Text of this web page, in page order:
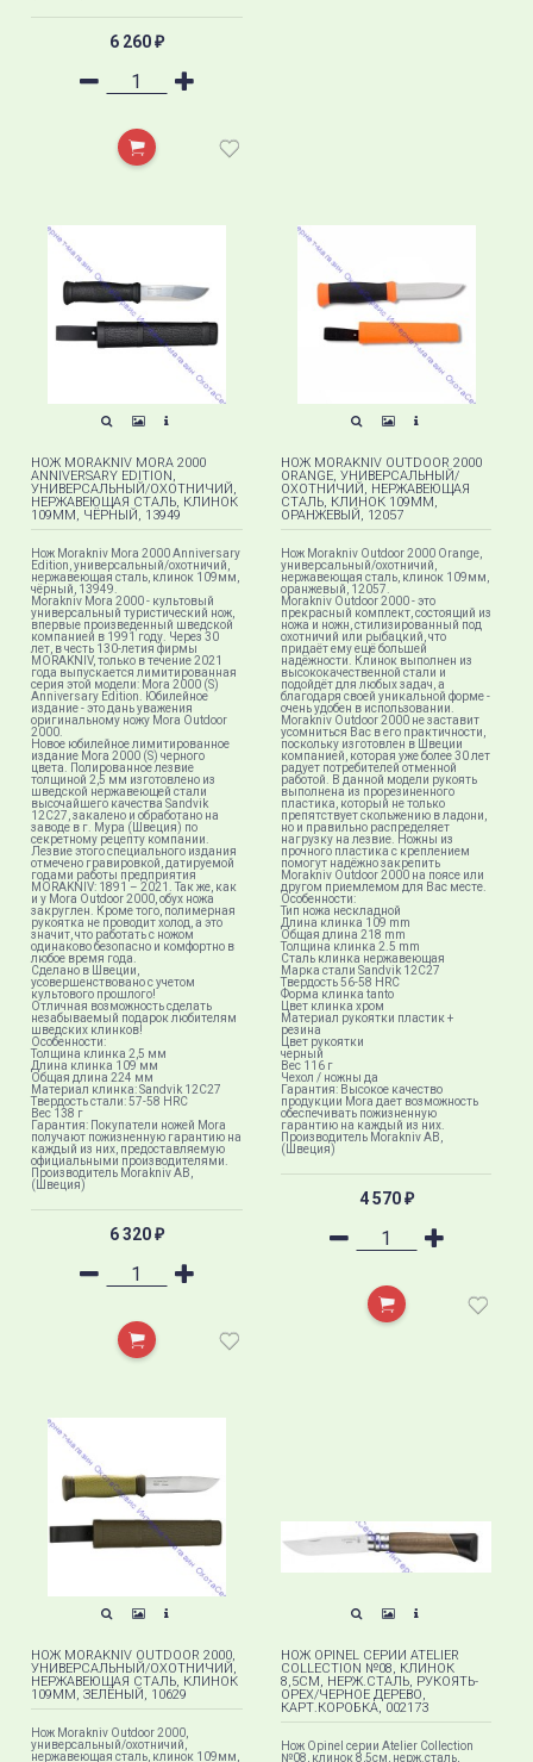
6 260 ₽
НОЖ MORAKNIV MORA 2000
ANNIVERSARY EDITION,
УНИВЕРСАЛЬНЫЙ/ОХОТНИЧИЙ,
НЕРЖАВЕЮЩАЯ СТАЛЬ, КЛИНОК
109ММ, ЧЁРНЫЙ, 13949
Нож Morakniv Mora 2000 Anniversary
Edition, универсальный/охотничий,
нержавеющая сталь, клинок 109мм,
чёрный, 13949.
Morakniv Mora 2000 - культовый
универсальный туристический нож,
впервые произведенный шведской
компанией в 1991 году. Через 30
лет, в честь 130-летия фирмы
MORAKNIV, только в течение 2021
года выпускается лимитированная
серия этой модели: Mora 2000 (S)
Anniversary Edition. Юбилейное
издание - это дань уважения
оригинальному ножу Mora Outdoor
2000.
Новое юбилейное лимитированное
издание Mora 2000 (S) черного
цвета. Полированное лезвие
толщиной 2,5 мм изготовлено из
шведской нержавеющей стали
высочайшего качества Sandvik
12C27, закалено и обработано на
заводе в г. Мура (Швеция) по
секретному рецепту компании.
Лезвие этого специального издания
отмечено гравировкой, датируемой
годами работы предприятия
МORAKNIV: 1891 – 2021. Так же, как
и у Mora Outdoor 2000, обух ножа
закруглен. Кроме того, полимерная
рукоятка не проводит холод, а это
значит, что работать с ножом
одинаково безопасно и комфортно в
любое время года.
Сделано в Швеции,
усовершенствовано с учетом
культового прошлого!
Отличная возможность сделать
незабываемый подарок любителям
шведских клинков!
Особенности:
Толщина клинка 2,5 мм
Длина клинка 109 мм
Общая длина 224 мм
Материал клинка: Sandvik 12C27
Твердость стали: 57-58 HRC
Вес 138 г
​Гарантия: Покупатели ножей Mora
получают пожизненную гарантию на
каждый из них, предоставляемую
официальными производителями.​
Производитель Morakniv AB,
(Швеция)
6 320 ₽
НОЖ MORAKNIV OUTDOOR 2000
ORANGE, УНИВЕРСАЛЬНЫЙ/
ОХОТНИЧИЙ, НЕРЖАВЕЮЩАЯ
СТАЛЬ, КЛИНОК 109ММ,
ОРАНЖЕВЫЙ, 12057
Нож Morakniv Outdoor 2000 Orange,
универсальный/охотничий,
нержавеющая сталь, клинок 109мм,
оранжевый, 12057.
Morakniv Outdoor 2000 - это
прекрасный комплект, состоящий из
ножа и ножн, стилизированный под
охотничий или рыбацкий, что
придаёт ему ещё большей
надёжности. Клинок выполнен из
высококачественной стали и
подойдёт для любых задач, а
благодаря своей уникальной форме -
очень удобен в использовании.
Morakniv Outdoor 2000 не заставит
усомниться Вас в его практичности,
поскольку изготовлен в Швеции
компанией, которая уже более 30 лет
радует потребителей отменной
работой. В данной модели рукоять
выполнена из прорезиненного
пластика, который не только
препятствует скольжению в ладони,
но и правильно распределяет
нагрузку на лезвие. Ножны из
прочного пластика с креплением
помогут надёжно закрепить
Morakniv Outdoor 2000 на поясе или
другом приемлемом для Вас месте.
Особенности:
Тип ножа нескладной
Длина клинка 109 mm
Общая длина 218 mm
Толщина клинка 2.5 mm
Сталь клинка нержавеющая
Марка стали Sandvik 12C27
Твердость 56-58 HRC
Форма клинка tanto
Цвет клинка хром
Материал рукоятки пластик +
резина
Цвет рукоятки
черный​
Вес 116 г
Чехол / ножны да
Гарантия: Высокое качество
продукции Mora дает возможность
обеспечивать пожизненную
гарантию на каждый из них.​
Производитель Morakniv AB,
(Швеция)
4 570 ₽
НОЖ MORAKNIV OUTDOOR 2000,
УНИВЕРСАЛЬНЫЙ/ОХОТНИЧИЙ,
НЕРЖАВЕЮЩАЯ СТАЛЬ, КЛИНОК
109ММ, ЗЕЛЁНЫЙ, 10629
Нож Morakniv Outdoor 2000,
универсальный/охотничий,
нержавеющая сталь, клинок 109мм,
НОЖ OPINEL СЕРИИ ATELIER
COLLECTION №08, КЛИНОК
8,5СМ, НЕРЖ.СТАЛЬ, РУКОЯТЬ-
ОРЕХ/ЧЕРНОЕ ДЕРЕВО,
КАРТ.КОРОБКА, 002173
Нож Opinel серии Atelier Collection
№08, клинок 8,5см, нерж.сталь,